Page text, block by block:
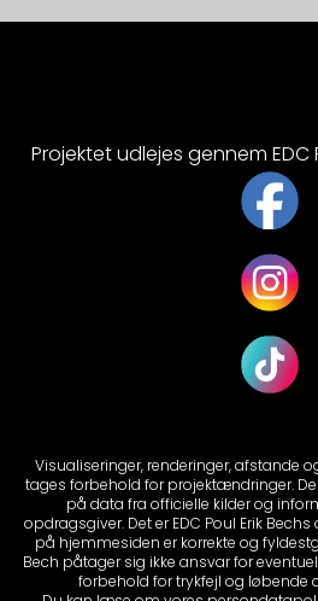
Projektet udlejes gennem EDC
Visualiseringer, renderinger, afstande
tages forbehold for projektændringer.
på data fra officielle kilder og
opdragsgiver. Det er EDC Poul Erik
på hjemmesiden er korrekte og
Bech påtager sig ikke ansvar for
forbehold for trykfejl og løbende